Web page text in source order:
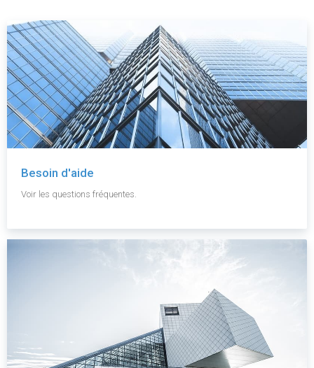
Besoin d'aide
Voir les questions fréquentes.